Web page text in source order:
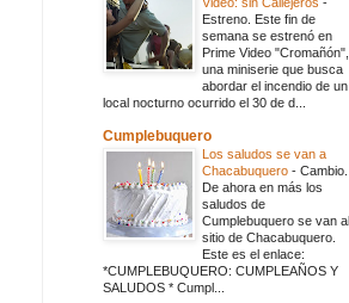
Estreno. Este fin de
semana se estrenó en
Prime Video "Cromañón",
una miniserie que busca
abordar el incendio de un
local nocturno ocurrido el 30 de d...
Cumplebuquero
Los saludos se van a
Chacabuquero - Cambio.
De ahora en más los
saludos de
Cumplebuquero se van al
sitio de Chacabuquero.
Este es el enlace:
*CUMPLEBUQUERO: CUMPLEAÑOS Y
SALUDOS * Cumpl...